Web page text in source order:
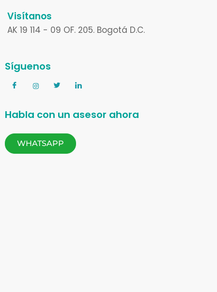
Visítanos
AK 19 114 - 09 OF. 205. Bogotá D.C.
Síguenos
Habla con un asesor ahora
WHATSAPP